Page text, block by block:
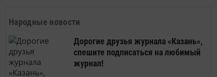
Народные новости
Дорогие друзья журнала «Казань»,
спешите подписаться на любимый
журнал!